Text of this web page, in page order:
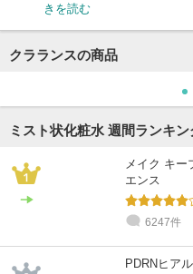
きを読む
クラランスの商品
ミスト状化粧水 週間ランキン
メイク キー
エンス
6247件
PDRNヒア